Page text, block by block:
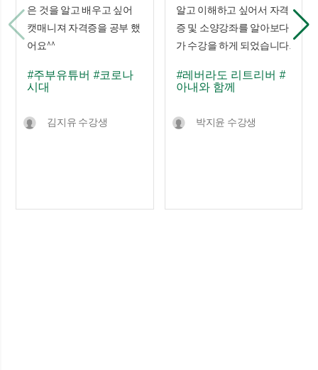
은 것을 알고 배우고 싶어
캣매니져 자격증을 공부 했
어요^^
#주부유튜버 #코로나
시대
김지유 수강생
알고 이해하고 싶어서 자격
증 및 소양강좌를 알아보다
가 수강을 하게 되었습니다.
#레버라도 리트리버 #
아내와 함께
박지윤 수강생